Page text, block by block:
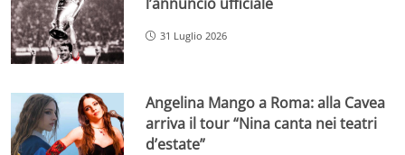
31 Luglio 2026
Angelina Mango a Roma: alla Cavea
arriva il tour “Nina canta nei teatri
d’estate”